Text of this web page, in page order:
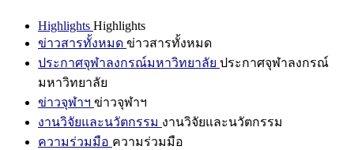
Highlights Highlights
ข่าวสารทั้งหมด ข่าวสารทั้งหมด
ประกาศจุฬาลงกรณ์มหาวิทยาลัย ประกาศจุฬาลงกรณ์
มหาวิทยาลัย
ข่าวจุฬาฯ ข่าวจุฬาฯ
งานวิจัยและนวัตกรรม งานวิจัยและนวัตกรรม
ความร่วมมือ ความร่วมมือ